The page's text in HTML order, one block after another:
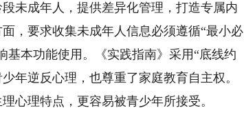
未成年人，提供差异化管理，打造专属内
，要求收集未成年人信息必须遵循“最小必
本功能使用。《实践指南》采用“底线约
年逆反心理，也尊重了家庭教育自主权。
心理特点，更容易被青少年所接受。